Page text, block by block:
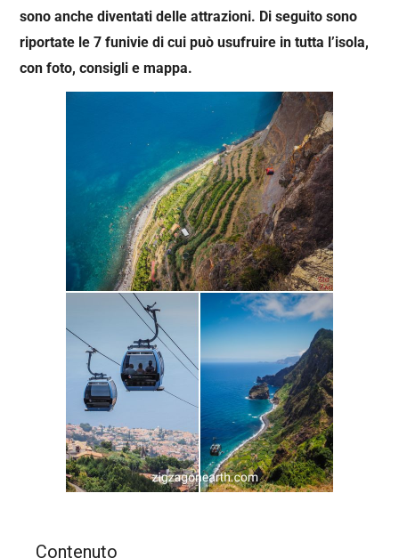
sono anche diventati delle attrazioni. Di seguito sono
riportate le 7 funivie di cui può usufruire in tutta l’isola,
con foto, consigli e mappa.
Contenuto